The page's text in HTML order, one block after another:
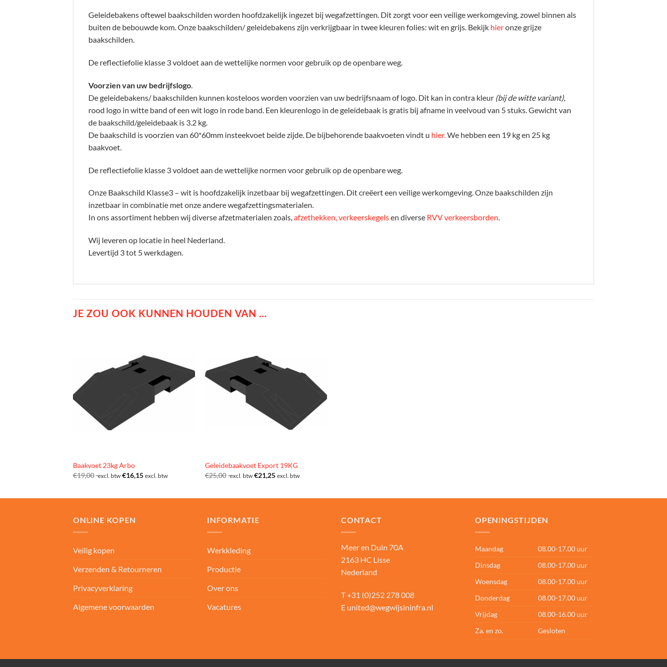
Geleidebakens oftewel baakschilden worden hoofdzakelijk ingezet bij wegafzettingen. Dit zorgt voor een veilige werkomgeving, zowel binnen als
buiten de bebouwde kom. Onze baakschilden/ geleidebakens zijn verkrijgbaar in twee kleuren folies: wit en grijs. Bekijk hieronze grijze
baakschilden.
De reflectiefolie klasse 3 voldoet aan de wettelijke normen voor gebruik op de openbare weg.
Voorzien van uw bedrijfslogo
De geleidebakens/ baakschilden kunnen kosteloos worden voorzien van uw bedrijfsnaam of logo. Dit kan in contra kleur (bij de witte variant),
rood logo in witte band of een wit logo in rode band. Een kleurenlogo in de geleidebaak is gratis bij afname in veelvoud van 5 stuks. Gewicht van
de baakschild/geleidebaak is 3.2 kg.
De baakschild is voorzien van 60*60mm insteekvoet beide zijde. De bijbehorende baakvoeten vindt u hier. We hebben een 19 kg en 25 kg
baakvoet.
De reflectiefolie klasse 3 voldoet aan de wettelijke normen voor gebruik op de openbare weg.
Onze Baakschild Klasse3 – wit is hoofdzakelijk inzetbaar bij wegafzettingen. Dit creëert een veilige werkomgeving. Onze baakschilden zijn
inzetbaar in combinatie met onze andere wegafzettingsmaterialen.
In ons assortiment hebben wij diverse afzetmaterialen zoals,afzethekken,verkeerskegelsen diverse RVV verkeersborden.
Wij leveren op locatie in heel Nederland.
Levertijd 3 tot 5 werkdagen.
JE ZOU OOK KUNNEN HOUDEN VAN …
Baakvoet 23kg Arbo
€19,00 excl. btw €16,15 excl. btw
Geleidebaakvoet Export 19KG
€25,00 excl. btw €21,25 excl. btw
ONLINE KOPEN
Veilig kopen
Verzenden & Retourneren
Privacyverklaring
Algemene voorwaarden
INFORMATIE
Werkkleding
Productie
Over ons
Vacatures
CONTACT
Meer en Duin 70A
2163 HC Lisse
Nederland
T+31 (0)252 278 008
E united@wegwijsininfra.nl
OPENINGSTIJDEN
Maandag
08.00-17.00 uur
Dinsdag
08.00-17.00 uur
Woensdag
08.00-17.00 uur
Donderdag
08.00-17.00 uur
Vrijdag
08.00-16.00 uur
Za. en zo.
Gesloten